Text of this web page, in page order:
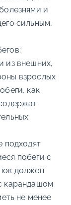
и
сильным,
из внешних,
взрослых
как
подходят
побеги с
должен
карандашом
не менее